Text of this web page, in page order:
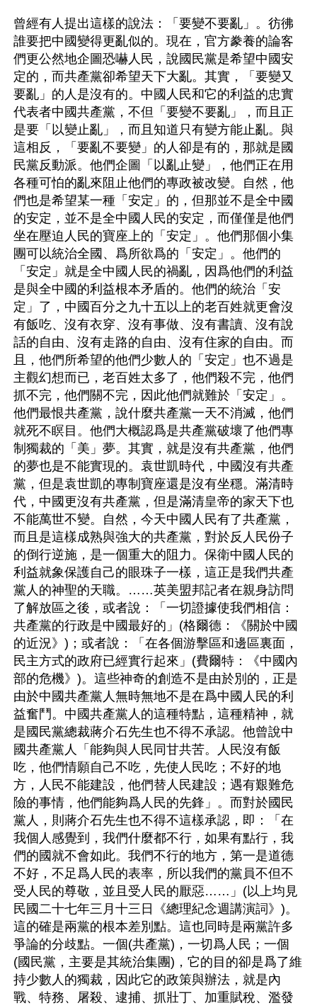
曾經有人提出這樣的說法：「要變不要亂」。彷彿
誰要把中國變得更亂似的。現在，官方豢養的論客
們更公然地企圖恐嚇人民，說國民黨是希望中國安
定的，而共產黨卻希望天下大亂。其實，「要變又
要亂」的人是沒有的。中國人民和它的利益的忠實
代表者中國共產黨，不但「要變不要亂」，而且正
是要「以變止亂」，而且知道只有變方能止亂。與
這相反，「要亂不要變」的人卻是有的，那就是國
民黨反動派。他們企圖「以亂止變」，他們正在用
各種可怕的亂來阻止他們的專政被改變。自然，他
們也是希望某一種「安定」的，但那並不是全中國
的安定，並不是全中國人民的安定，而僅僅是他們
坐在壓迫人民的寶座上的「安定」。他們那個小集
團可以統治全國、爲所欲爲的「安定」。他們的
「安定」就是全中國人民的禍亂，因爲他們的利益
是與全中國的利益根本矛盾的。他們的統治「安
定」了，中國百分之九十五以上的老百姓就更會沒
有飯吃、沒有衣穿、沒有事做、沒有書讀、沒有說
話的自由、沒有走路的自由、沒有住家的自由。而
且，他們所希望的他們少數人的「安定」也不過是
主觀幻想而已，老百姓太多了，他們殺不完，他們
抓不完，他們關不完，因此他們就難於「安定」。
他們最恨共產黨，說什麼共產黨一天不消滅，他們
就死不瞑目。他們大概認爲是共產黨破壞了他們專
制獨裁的「美」夢。其實，就是沒有共產黨，他們
的夢也是不能實現的。袁世凱時代，中國沒有共產
黨，但是袁世凱的專制寶座還是沒有坐穩。滿清時
代，中國更沒有共產黨，但是滿清皇帝的家天下也
不能萬世不變。自然，今天中國人民有了共產黨，
而且是這樣成熟與強大的共產黨，對於反人民份子
的倒行逆施，是一個重大的阻力。保衛中國人民的
利益就象保護自己的眼珠子一樣，這正是我們共產
黨人的神聖的天職。……英美盟邦記者在親身訪問
了解放區之後，或者說：「一切證據使我們相信：
共產黨的行政是中國最好的」(格爾德：《關於中國
的近況》)；或者說：「在各個游擊區和邊區裏面，
民主方式的政府已經實行起來」(費爾特：《中國內
部的危機》)。這些神奇的創造不是由於別的，正是
由於中國共產黨人無時無地不是在爲中國人民的利
益奮鬥。中國共產黨人的這種特點，這種精神，就
是國民黨總裁蔣介石先生也不得不承認。他曾說中
國共產黨人「能夠與人民同甘共苦。人民沒有飯
吃，他們情願自己不吃，先使人民吃；不好的地
方，人民不能建設，他們替人民建設；遇有艱難危
險的事情，他們能夠爲人民的先鋒」。而對於國民
黨人，則蔣介石先生也不得不這樣承認，即：「在
我個人感覺到，我們什麼都不行，如果有點行，我
們的國就不會如此。我們不行的地方，第一是道德
不好，不足爲人民的表率，所以我們的黨員不但不
受人民的尊敬，並且受人民的厭惡……」(以上均見
民國二十七年三月十三日《總理紀念週講演詞》)。
這的確是兩黨的根本差別點。這也同時是兩黨許多
爭論的分歧點。一個(共產黨)，一切爲人民；一個
(國民黨，主要是其統治集團)，它的目的卻是爲了維
持少數人的獨裁，因此它的政策與辦法，就是內
戰、特務、屠殺、逮捕、抓壯丁、加重賦稅、濫發